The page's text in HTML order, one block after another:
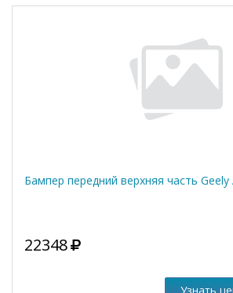
Бампер передний верхняя часть Geely
22348
Узнать